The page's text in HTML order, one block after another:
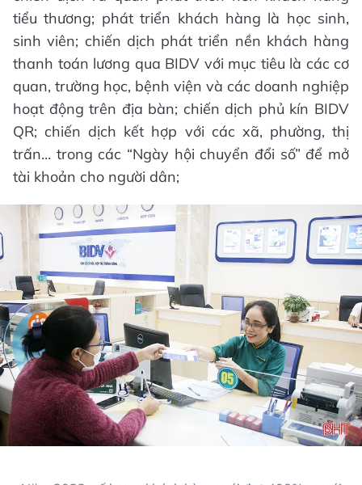
tiểu thương; phát triển khách hàng là học sinh,
sinh viên; chiến dịch phát triển nền khách hàng
thanh toán lương qua BIDV với mục tiêu là các cơ
quan, trường học, bệnh viện và các doanh nghiệp
hoạt động trên địa bàn; chiến dịch phủ kín BIDV
QR; chiến dịch kết hợp với các xã, phường, thị
trấn… trong các “Ngày hội chuyển đổi số” để mở
tài khoản cho người dân;